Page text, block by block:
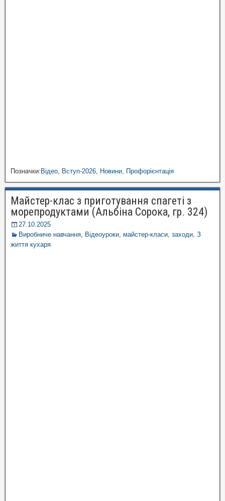
Позначки:Відео Вступ-2026 Новини Профорієнтація
Майстер-клас з приготування спагеті з
морепродуктами (Альбіна Сорока, гр. 324)
27.10.2025
Виробниче навчання Відеоуроки, майстер-класи, заходи З
життя кухаря